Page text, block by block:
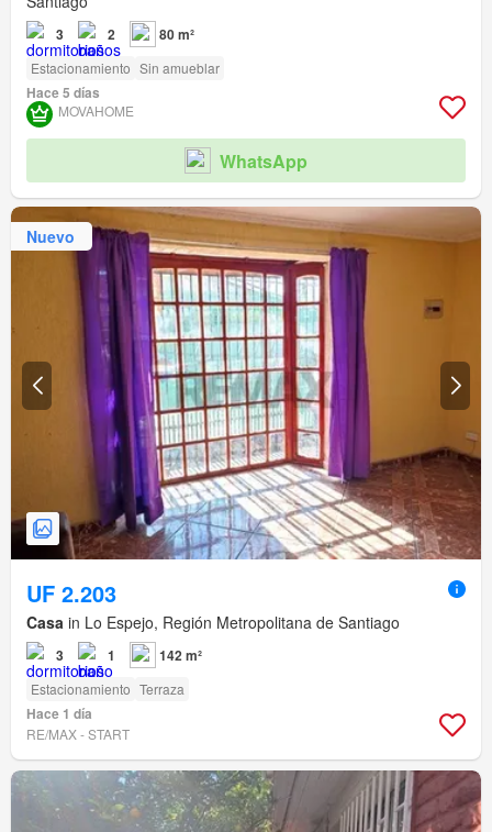
3 2 80 m²
Estacionamiento Sin amueblar
Hace 5 días
MOVAHOME
WhatsApp
Nuevo
UF 2.203
Casa in Lo Espejo, Región Metropolitana de Santiago
3 1 142 m²
Estacionamiento Terraza
Hace 1 día
RE/MAX - START